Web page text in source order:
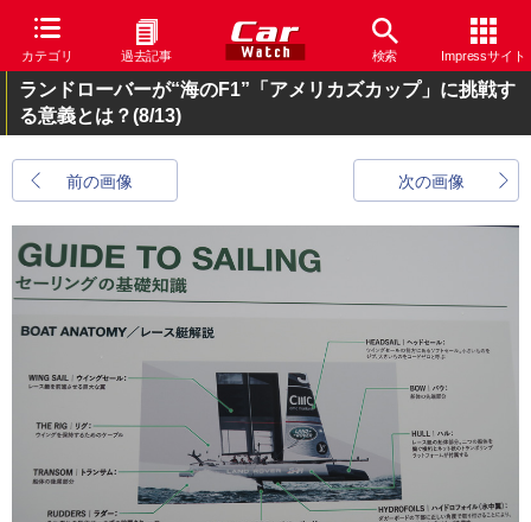
カテゴリ 過去記事 検索 Impressサイト
ランドローバーが“海のF1”「アメリカズカップ」に挑戦す
る意義とは？(8/13)
前の画像 次の画像